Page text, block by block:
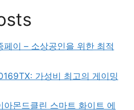
페이 – 소상공인을 위한 최적
가성비 최고의 게이밍
아몬드클린 스마트 화이트 에